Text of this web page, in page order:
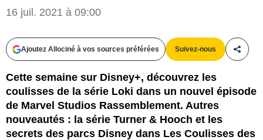
16 juil. 2021 à 09:00
Ajoutez Allociné à vos sources préférées Suivez-nous
Cette semaine sur Disney+, découvrez les
coulisses de la série Loki dans un nouvel épisode
de Marvel Studios Rassemblement. Autres
nouveautés : la série Turner & Hooch et les
secrets des parcs Disney dans Les Coulisses des